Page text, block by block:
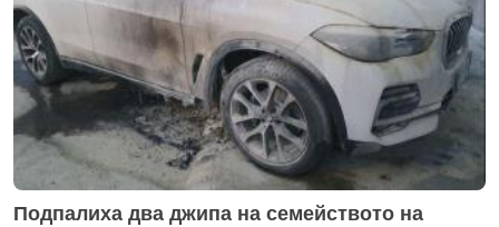
Подпалиха два джипа на семейството на